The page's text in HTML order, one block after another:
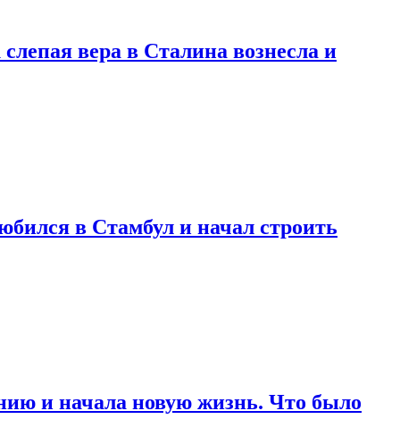
вера в Сталина вознесла и
в Стамбул и начал строить
и начала новую жизнь. Что было